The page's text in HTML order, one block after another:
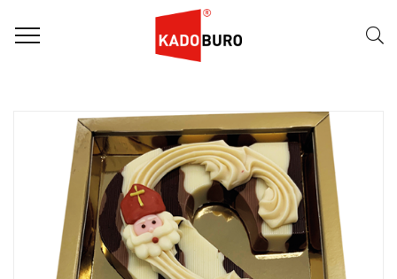
Naam (A-Z) FILTER